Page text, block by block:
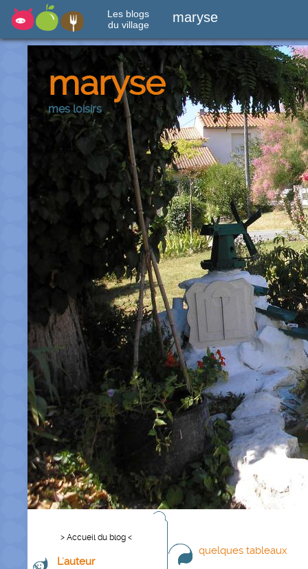
Les blogs
du village
maryse
maryse
mes loisirs
> Accueil du blog <
L'auteur
quelques tableaux